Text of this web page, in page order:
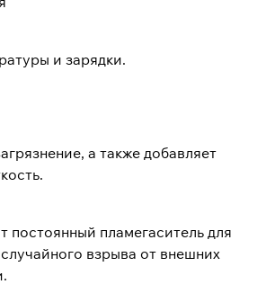
и зарядки.
а также добавляет
постоянный пламегаситель для
взрыва от внешних